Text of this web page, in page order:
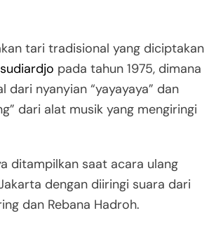
tari tradisional yang diciptakan
pada tahun 1975, dimana
dari nyanyian “yayayaya” dan
dari alat musik yang mengiringi
ditampilkan saat acara ulang
dengan diiringi suara dari
dan Rebana Hadroh.